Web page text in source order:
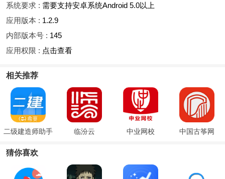
系统要求 : 需要支持安卓系统Android 5.0以上
应用版本 : 1.2.9
内部版本号 : 145
应用权限 : 点击查看
相关推荐
二级建造师助手 临汾云 中业网校 中国古筝网
猜你喜欢